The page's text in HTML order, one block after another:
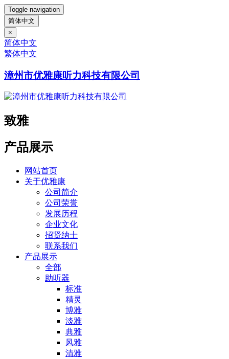
Toggle navigation
简体中文
×
简体中文
繁体中文
漳州市优雅康听力科技有限公司
致雅
产品展示
网站首页
关于优雅康
公司简介
公司荣誉
发展历程
企业文化
招贤纳士
联系我们
产品展示
全部
助听器
标准
精灵
博雅
淡雅
典雅
风雅
清雅